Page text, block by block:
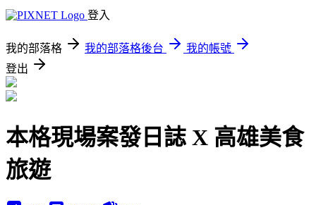
登入
我的部落格 我的部落格後台
我的帳號
登出
本格現場案發日誌 X 高雄美食
旅遊